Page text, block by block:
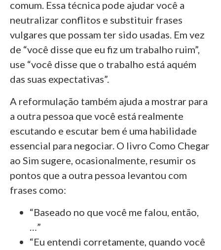
comum. Essa técnica pode ajudar você a
neutralizar conflitos e substituir frases
vulgares que possam ter sido usadas. Em vez
de “você disse que eu fiz um trabalho ruim”,
use “você disse que o trabalho está aquém
das suas expectativas”.
A reformulação também ajuda a mostrar para
a outra pessoa que você está realmente
escutando e escutar bem é uma habilidade
essencial para negociar. O livro Como Chegar
ao Sim sugere, ocasionalmente, resumir os
pontos que a outra pessoa levantou com
frases como:
“Baseado no que você me falou, então,
…”
“Eu entendi corretamente, quando você